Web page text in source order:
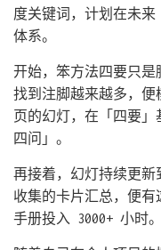
度关键词，计划在未
体系。
开始，笨方法四要只
找到注脚越来越多，
页的幻灯，在「四要」
四问」。
再接着，幻灯持续更
收集的卡片汇总，便
手册投入 3000+ 小时。